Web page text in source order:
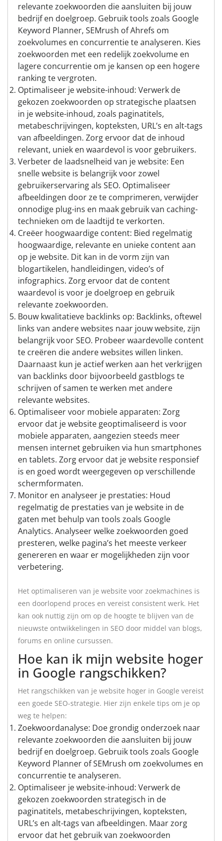
relevante zoekwoorden die aansluiten bij jouw
bedrijf en doelgroep. Gebruik tools zoals Google
Keyword Planner, SEMrush of Ahrefs om
zoekvolumes en concurrentie te analyseren. Kies
zoekwoorden met een redelijk zoekvolume en
lagere concurrentie om je kansen op een hogere
ranking te vergroten.
Optimaliseer je website-inhoud: Verwerk de
gekozen zoekwoorden op strategische plaatsen
in je website-inhoud, zoals paginatitels,
metabeschrijvingen, kopteksten, URL’s en alt-tags
van afbeeldingen. Zorg ervoor dat de inhoud
relevant, uniek en waardevol is voor gebruikers.
Verbeter de laadsnelheid van je website: Een
snelle website is belangrijk voor zowel
gebruikerservaring als SEO. Optimaliseer
afbeeldingen door ze te comprimeren, verwijder
onnodige plug-ins en maak gebruik van caching-
technieken om de laadtijd te verkorten.
Creëer hoogwaardige content: Bied regelmatig
hoogwaardige, relevante en unieke content aan
op je website. Dit kan in de vorm zijn van
blogartikelen, handleidingen, video’s of
infographics. Zorg ervoor dat de content
waardevol is voor je doelgroep en gebruik
relevante zoekwoorden.
Bouw kwalitatieve backlinks op: Backlinks, oftewel
links van andere websites naar jouw website, zijn
belangrijk voor SEO. Probeer waardevolle content
te creëren die andere websites willen linken.
Daarnaast kun je actief werken aan het verkrijgen
van backlinks door bijvoorbeeld gastblogs te
schrijven of samen te werken met andere
relevante websites.
Optimaliseer voor mobiele apparaten: Zorg
ervoor dat je website geoptimaliseerd is voor
mobiele apparaten, aangezien steeds meer
mensen internet gebruiken via hun smartphones
en tablets. Zorg ervoor dat je website responsief
is en goed wordt weergegeven op verschillende
schermformaten.
Monitor en analyseer je prestaties: Houd
regelmatig de prestaties van je website in de
gaten met behulp van tools zoals Google
Analytics. Analyseer welke zoekwoorden goed
presteren, welke pagina’s het meeste verkeer
genereren en waar er mogelijkheden zijn voor
verbetering.
Het optimaliseren van je website voor zoekmachines is
een doorlopend proces en vereist consistent werk. Het
kan ook nuttig zijn om op de hoogte te blijven van de
nieuwste ontwikkelingen in SEO door middel van blogs,
forums en online cursussen.
Hoe kan ik mijn website hoger
in Google rangschikken?
Het rangschikken van je website hoger in Google vereist
een goede SEO-strategie. Hier zijn enkele tips om je op
weg te helpen:
Zoekwoordanalyse: Doe grondig onderzoek naar
relevante zoekwoorden die aansluiten bij jouw
bedrijf en doelgroep. Gebruik tools zoals Google
Keyword Planner of SEMrush om zoekvolumes en
concurrentie te analyseren.
Optimaliseer je website-inhoud: Verwerk de
gekozen zoekwoorden strategisch in de
paginatitels, metabeschrijvingen, kopteksten,
URL’s en alt-tags van afbeeldingen. Maar zorg
ervoor dat het gebruik van zoekwoorden